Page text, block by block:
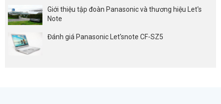
Giới thiệu tập đoàn Panasonic và thương hiệu Let's
Note
Đánh giá Panasonic Let'snote CF-SZ5